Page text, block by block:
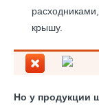
крышу.
Но у продукции